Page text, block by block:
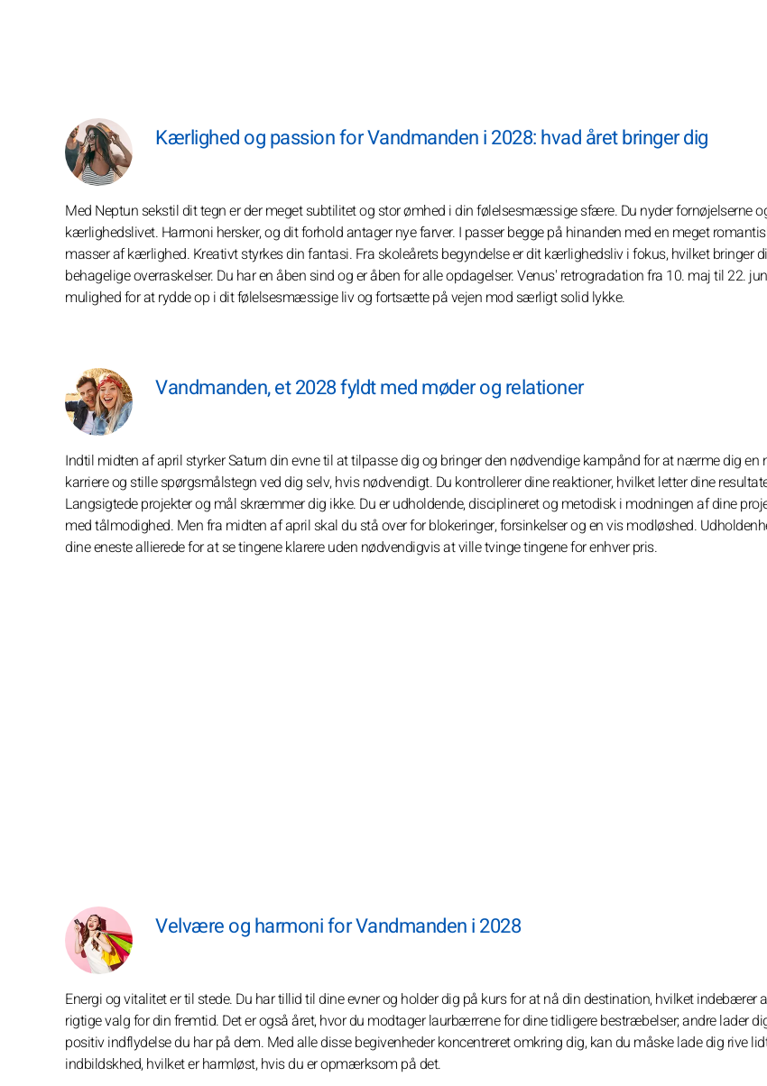
Kærlighed og passion for Vandmanden i 2028: hvad året bringer dig
Med Neptun sekstil dit tegn er der meget subtilitet og stor ømhed i din følelsesmæssige sfære. Du nyder fornøjelserne
kærlighedslivet. Harmoni hersker, og dit forhold antager nye farver. I passer begge på hinanden med en meget
masser af kærlighed. Kreativt styrkes din fantasi. Fra skoleårets begyndelse er dit kærlighedsliv i fokus, hvilket bringer
behagelige overraskelser. Du har en åben sind og er åben for alle opdagelser. Venus' retrogradation fra 10. maj til 22.
mulighed for at rydde op i dit følelsesmæssige liv og fortsætte på vejen mod særligt solid lykke.
Vandmanden, et 2028 fyldt med møder og relationer
Indtil midten af april styrker Saturn din evne til at tilpasse dig og bringer den nødvendige kampånd for at nærme dig en
karriere og stille spørgsmålstegn ved dig selv, hvis nødvendigt. Du kontrollerer dine reaktioner, hvilket letter dine
Langsigtede projekter og mål skræmmer dig ikke. Du er udholdende, disciplineret og metodisk i modningen af dine
med tålmodighed. Men fra midten af april skal du stå over for blokeringer, forsinkelser og en vis modløshed.
dine eneste allierede for at se tingene klarere uden nødvendigvis at ville tvinge tingene for enhver pris.
Velvære og harmoni for Vandmanden i 2028
Energi og vitalitet er til stede. Du har tillid til dine evner og holder dig på kurs for at nå din destination, hvilket indebærer
rigtige valg for din fremtid. Det er også året, hvor du modtager laurbærrene for dine tidligere bestræbelser; andre lader
positiv indflydelse du har på dem. Med alle disse begivenheder koncentreret omkring dig, kan du måske lade dig rive
indbildskhed, hvilket er harmløst, hvis du er opmærksom på det.